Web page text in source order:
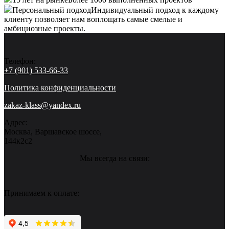
Персональный подходИндивидуальный подход к каждому
клиенту позволяет нам воплощать самые смелые и
амбициозные проекты.
Телефон:
+7 (901) 533-66-33
Политика конфиденциальности
zakaz-klass@yandex.ru
Адрес:
Москва, Варшавское шоссе,
144к2с2
Мы всегда на связи:
Принимаем к оплате: